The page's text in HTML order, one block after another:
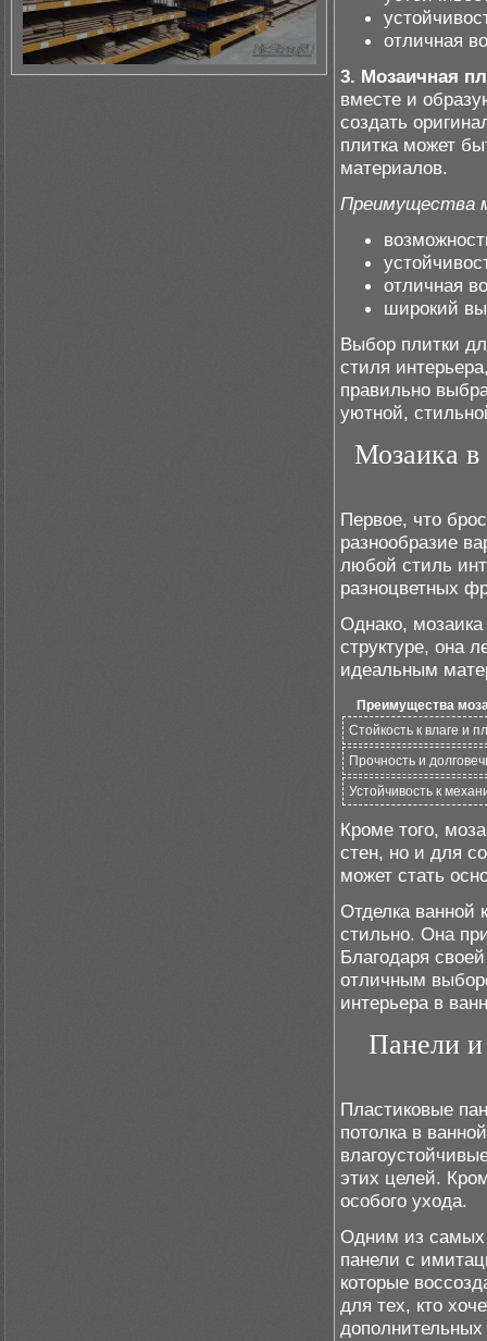
отличная
3. Мозаичная
вместе и
создать
плитка может
материалов.
Преимущества
отличная
широкий
Выбор плитки
стиля
правильно
уютной,
Мозаика в
Первое, что
разнообразие
любой стиль
разноцветных
Однако, мозаика
структуре, она
идеальным
Преимущества
Стойкость к влаге и
Прочность и
Устойчивость к
Кроме того,
стен, но и для
может стать
Отделка ванной
стильно. Она
Благодаря
отличным
интерьера в
Панели и
Пластиковые
потолка в
этих целей.
особого ухода.
Одним из самых
панели с
которые
для тех, кто